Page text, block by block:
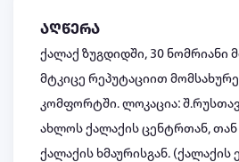
აღწერა
ქალაქ ზუგდიდში, 30 ნომრიანი
მტკიცე რეპუტაციით
კომფორტში. ლოკაცია:
ახლოს ქალაქის ცენტრთან,
ქალაქის ხმაურისგან.